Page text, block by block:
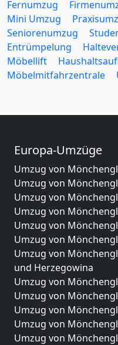
Fernumzug
Mini Umzug
Seniorenumzug
Entrümpelung
Möbellift
Möbelmitfahrzentrale
Europa-Umzüge
Umzug von
Umzug von
Umzug von
Umzug von
Umzug von
Umzug von
Umzug von
und Herzegowina
Umzug von
Umzug von
Umzug von
Umzug von
Umzug von